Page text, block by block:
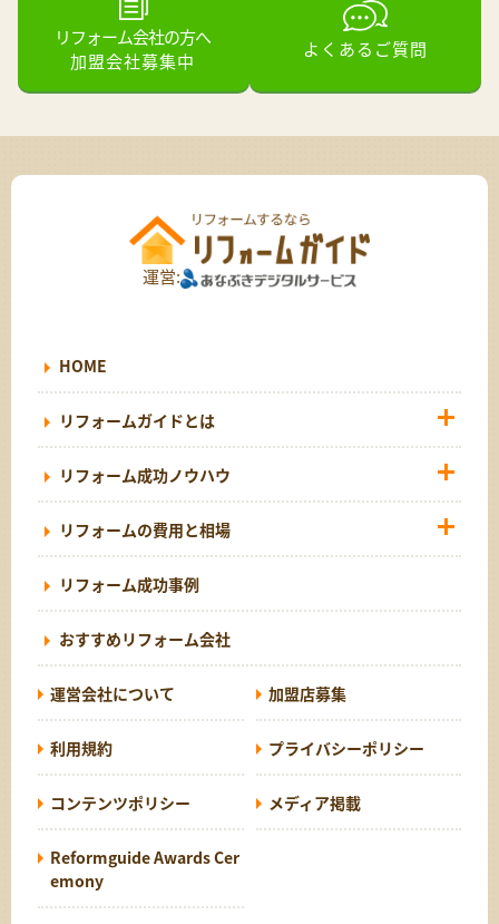
リフォーム会社の方へ
加盟会社募集中
よくあるご質問
運営:
HOME
リフォームガイドとは
リフォーム成功ノウハウ
リフォームの費用と相場
リフォーム成功事例
おすすめリフォーム会社
運営会社について 加盟店募集
利用規約 プライバシーポリシー
コンテンツポリシー メディア掲載
Reformguide Awards Cer
emony